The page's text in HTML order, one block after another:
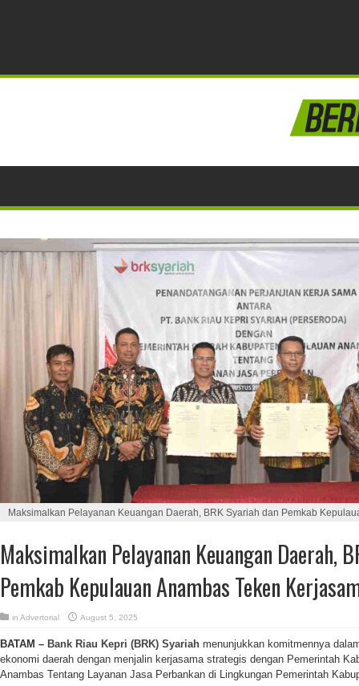
Maksimalkan Pelayanan Keuangan Daerah, BRK Syariah dan Pemkab
Maksimalkan Pelayanan Keuangan Daerah,
Pemkab Kepulauan Anambas Teken
in Advertorial August 5, 2025
BATAM – Bank Riau Kepri (BRK) Syariah menunjukkan komitmennya
ekonomi daerah dengan menjalin kerjasama strategis dengan Pemerintah
Anambas Tentang Layanan Jasa Perbankan di Lingkungan Pemerintah